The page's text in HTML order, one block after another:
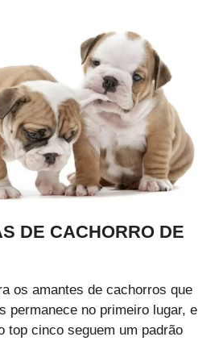
DE CACHORRO DE
os amantes de cachorros que
permanece no primeiro lugar, e
top cinco seguem um padrão